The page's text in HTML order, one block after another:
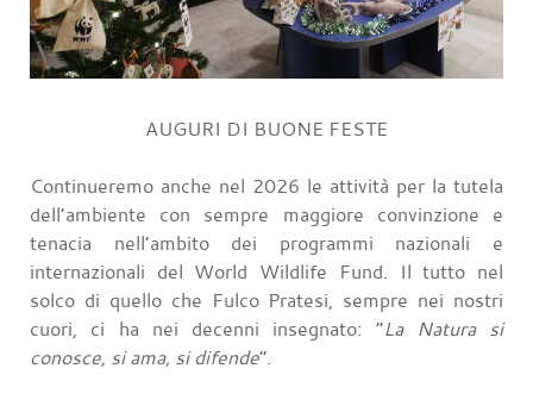
AUGURI DI BUONE FESTE
Continueremo anche nel 2026 le attività per la tutela
dell’ambiente con sempre maggiore convinzione e
tenacia nell’ambito dei programmi nazionali e
internazionali del World Wildlife Fund. Il tutto nel
solco di quello che Fulco Pratesi, sempre nei nostri
cuori, ci ha nei decenni insegnato: “La Natura si
conosce, si ama, si difende”.